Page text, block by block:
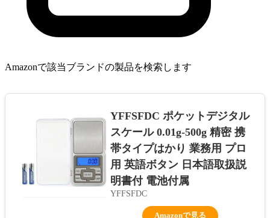
Amazonで該当ブランドの製品を検索します
YFFSFDC ポケットデジタル
スケール 0.01g-500g 精密 携
帯タイプはかり 業務用 プロ
用 英語ボタン 日本語取扱説
明書付 電池付属
YFFSFDC
Amazonで見る